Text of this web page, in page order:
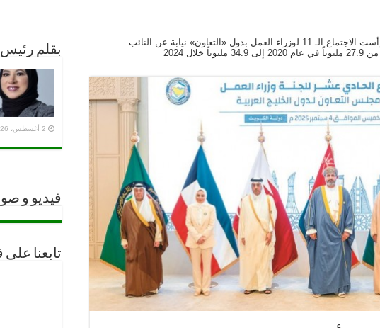
الكويت ..وزيرة الشؤون ترأست الاجتماع الـ 11 لوزراء العمل بدول «التعاون» نيابة عن النائب
2024
بقلم رئيس
2 أغسطس، 2026
فيديو و
تابعنا